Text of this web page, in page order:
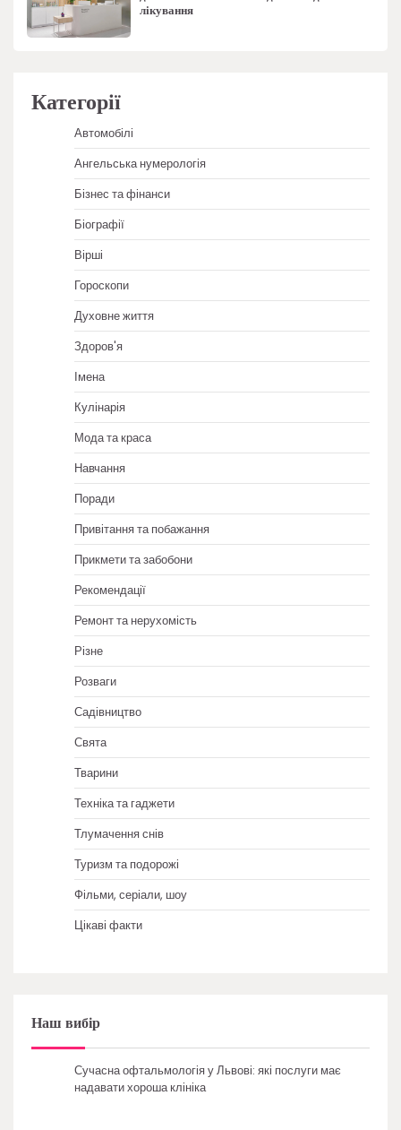
лікування
Категорії
Автомобілі
Ангельська нумерологія
Бізнес та фінанси
Біографії
Вірші
Гороскопи
Духовне життя
Здоров'я
Імена
Кулінарія
Мода та краса
Навчання
Поради
Привітання та побажання
Прикмети та забобони
Рекомендації
Ремонт та нерухомість
Різне
Розваги
Садівництво
Свята
Тварини
Техніка та гаджети
Тлумачення снів
Туризм та подорожі
Фільми, серіали, шоу
Цікаві факти
Наш вибір
Сучасна офтальмологія у Львові: які послуги має
надавати хороша клініка